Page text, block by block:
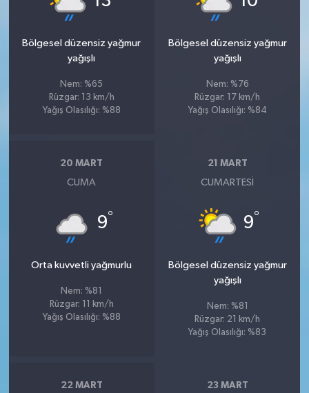
Bölgesel düzensiz yağmur
yağışlı
Nem: %65
Rüzgar: 13 km/h
Yağış Olasılığı: %88
Bölgesel düzensiz yağmur
yağışlı
Nem: %76
Rüzgar: 17 km/h
Yağış Olasılığı: %84
20 MART
CUMA
9°
Orta kuvvetli yağmurlu
Nem: %81
Rüzgar: 11 km/h
Yağış Olasılığı: %88
21 MART
CUMARTESI
9°
Bölgesel düzensiz yağmur
yağışlı
Nem: %81
Rüzgar: 21 km/h
Yağış Olasılığı: %83
22 MART 23 MART